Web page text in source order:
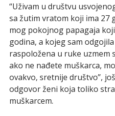
“Uživam u društvu
sa žutim vratom koji ima 27
mog pokojnog papagaja
godina, a kojeg sam
raspoložena u ruke uzmem
ako ne nađete muškarca,
ovakvo, sretnije društvo”,
odgovor ženi koja toliko
muškarcem.